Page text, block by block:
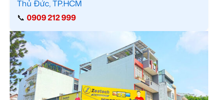
Thủ Đức, TP.HCM
📞 0909 212 999